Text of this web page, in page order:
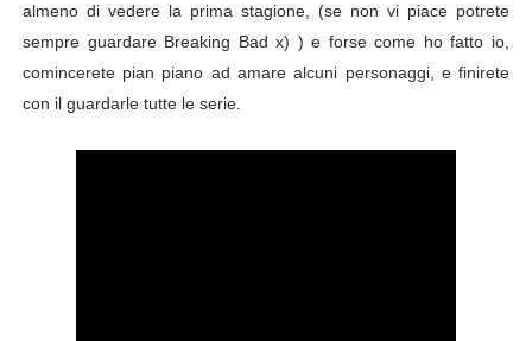
almeno di vedere la prima stagione, (se non vi piace potrete
sempre guardare Breaking Bad x) ) e forse come ho fatto io,
comincerete pian piano ad amare alcuni personaggi, e finirete
con il guardarle tutte le serie.